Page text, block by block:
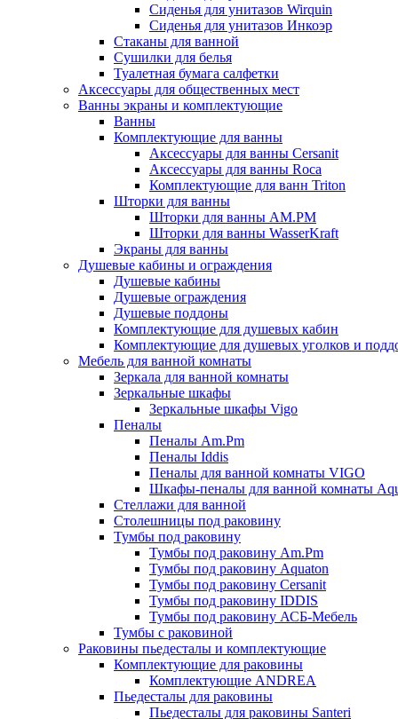
Сиденья для унитазов Wirquin
Сиденья для унитазов Инкоэр
Стаканы для ванной
Сушилки для белья
Туалетная бумага салфетки
Аксессуары для общественных мест
Ванны экраны и комплектующие
Ванны
Комплектующие для ванны
Аксессуары для ванны Cersanit
Аксессуары для ванны Roca
Комплектующие для ванн Triton
Шторки для ванны
Шторки для ванны AM.PM
Шторки для ванны WasserKraft
Экраны для ванны
Душевые кабины и ограждения
Душевые кабины
Душевые ограждения
Душевые поддоны
Комплектующие для душевых кабин
Комплектующие для душевых уголков и
Мебель для ванной комнаты
Зеркала для ванной комнаты
Зеркальные шкафы
Зеркальные шкафы Vigo
Пеналы
Пеналы Am.Pm
Пеналы Iddis
Пеналы для ванной комнаты VIGO
Шкафы-пеналы для ванной комнаты
Стеллажи для ванной
Столешницы под раковину
Тумбы под раковину
Тумбы под раковину Am.Pm
Тумбы под раковину Aquaton
Тумбы под раковину Cersanit
Тумбы под раковину IDDIS
Тумбы под раковину АСБ-Мебель
Тумбы с раковиной
Раковины пьедесталы и комплектующие
Комплектующие для раковины
Комплектующие ANDREA
Пьедесталы для раковины
Пьедесталы для раковины Santeri